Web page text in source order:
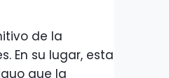
de la
En su lugar, esta
que la